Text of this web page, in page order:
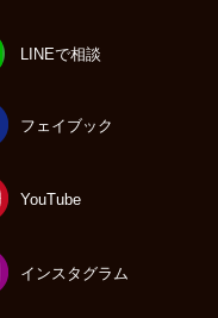
LINEで相談
フェイブック
YouTube
インスタグラム